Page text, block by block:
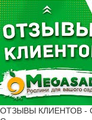
ОТЗЫВЫ КЛИЕНТОВ -